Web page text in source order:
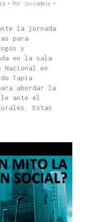
Por
inviadmin
la jornada
para
y
en la sala
en
Tapia
abordar la
ante el
Estas